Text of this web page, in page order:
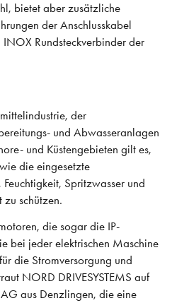
bietet aber zusätzliche
der Anschlusskabel
Rundsteckverbinder der
der
und Abwasseranlagen
und Küstengebieten gilt es,
die eingesetzte
Spritzwasser und
schützen.
die sogar die IP-
bei jeder elektrischen Maschine
die Stromversorgung und
NORD DRIVESYSTEMS auf
aus Denzlingen, die eine